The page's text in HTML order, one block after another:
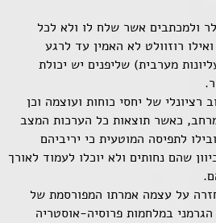
ולמכתבים אשר שלח לו ולא לכל
שהונח לפניו.[21] ואילו רוזוולט לא האמין עד לרגע
מערבית) שליפנים יש יכולת
רציונלי של יחסי כוחות ועוצמה וכן
כאשר תוצאות כל הערכות המצב
לתפיסה המוטעית כי יריביהם
שהם נחותים ולא יוכלו לעמוד לאורך
על עצמה אמרתו המפורסמת של
במלחמות פרוסיה-אוסטריה